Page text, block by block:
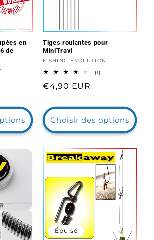
en
de
Tiges roulantes pour
MiniTravi
Distributeur :
FISHING EVOLUTION
(1)1
Prix
€4,90 EUR
Choisir des options
Épuisé